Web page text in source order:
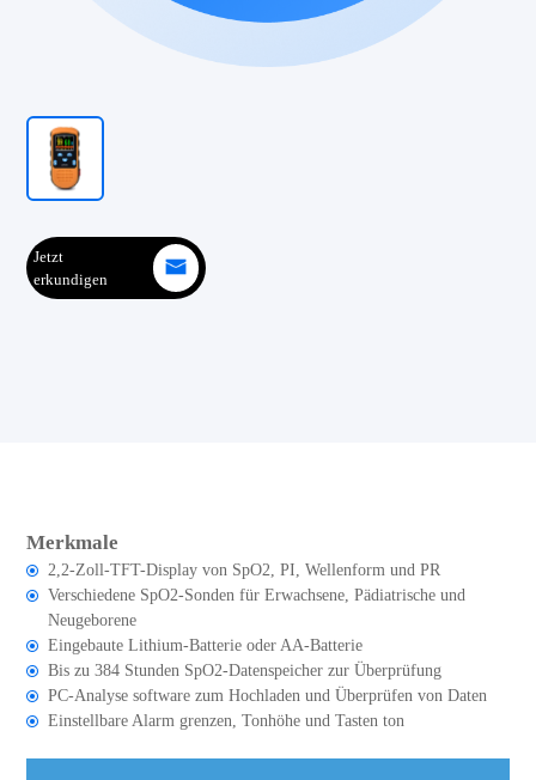
Jetzt
erkundigen
Merkmale
2,2-Zoll-TFT-Display von SpO2, PI, Wellenform und PR
Verschiedene SpO2-Sonden für Erwachsene, Pädiatrische und
Neugeborene
Eingebaute Lithium-Batterie oder AA-Batterie
Bis zu 384 Stunden SpO2-Datenspeicher zur Überprüfung
PC-Analyse software zum Hochladen und Überprüfen von Daten
Einstellbare Alarm grenzen, Tonhöhe und Tasten ton